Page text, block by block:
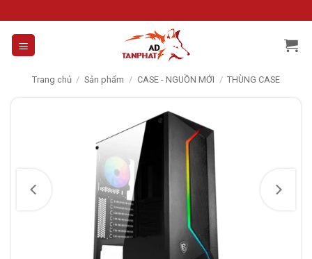
to
content
Trang chủ / Sản phẩm / CASE - NGUỒN MỚI / THÙNG CASE